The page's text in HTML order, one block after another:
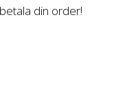
din order!